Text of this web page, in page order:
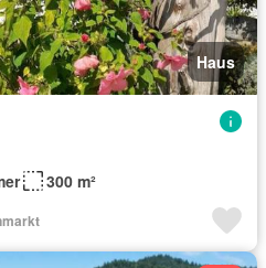
Haus
300 m²